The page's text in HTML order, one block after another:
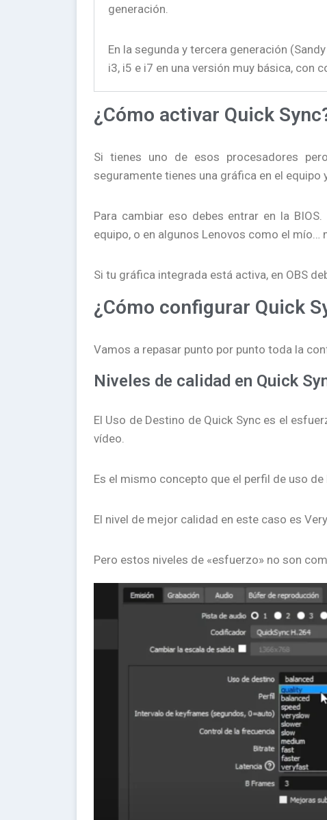
generación.
En la segunda y tercera generación
i3, i5 e i7 en una versión muy básica, con
¿Cómo activar Quick
Si tienes uno de esos procesadores
seguramente tienes una gráfica en el equipo
Para cambiar eso debes entrar en la
equipo, o en algunos Lenovos como el mío…
Si tu gráfica integrada está activa, en OBS
¿Cómo configurar Quick
Vamos a repasar punto por punto toda la
Niveles de calidad en Quick
El Uso de Destino de Quick Sync es el
vídeo.
Es el mismo concepto que el perfil de uso
El nivel de mejor calidad en este caso es
Pero estos niveles de «esfuerzo» no son